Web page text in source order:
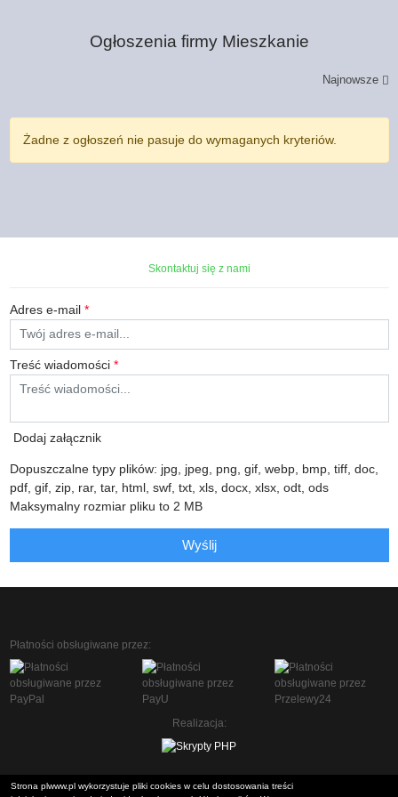
Ogłoszenia firmy Mieszkanie
Najnowsze
Żadne z ogłoszeń nie pasuje do wymaganych kryteriów.
Skontaktuj się z nami
Adres e-mail *
Treść wiadomości *
Dodaj załącznik
Dopuszczalne typy plików: jpg, jpeg, png, gif, webp, bmp, tiff, doc,
pdf, gif, zip, rar, tar, html, swf, txt, xls, docx, xlsx, odt, ods
Maksymalny rozmiar pliku to 2 MB
Wyślij
Płatności obsługiwane przez:
Realizacja:
Strona plwww.pl wykorzystuje pliki cookies w celu dostosowania treści